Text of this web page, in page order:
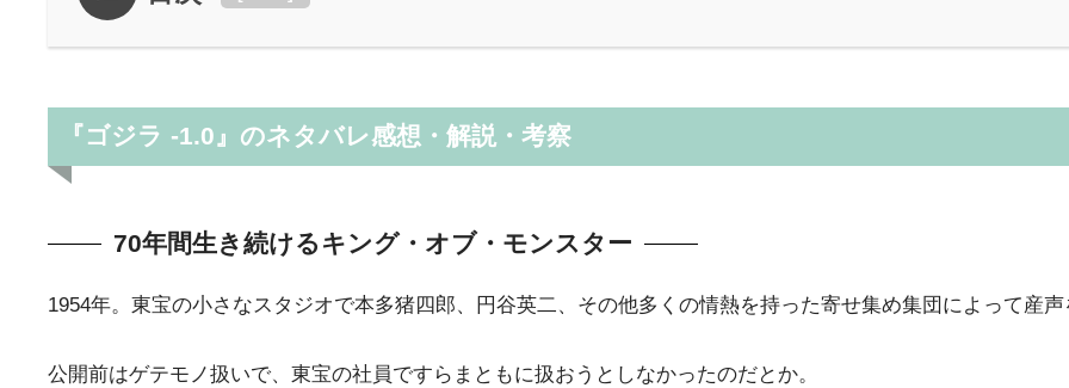
『ゴジラ -1.0』のネタバレ感想・解説・考察
70年間生き続けるキング・オブ・モンスター
1954年。東宝の小さなスタジオで本多猪四郎、円谷英二、その他多くの情熱を持った寄せ集め集団によって産声
公開前はゲテモノ扱いで、東宝の社員ですらまともに扱おうとしなかったのだとか。